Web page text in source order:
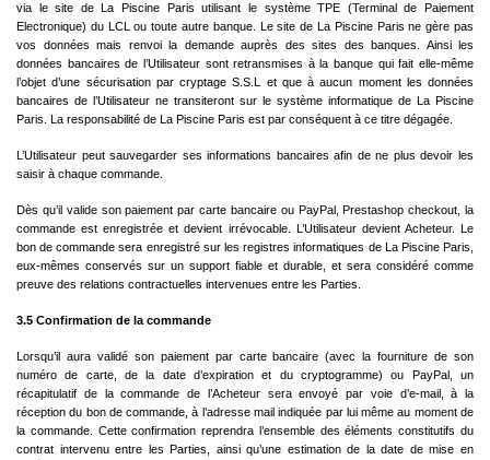
via le site de La Piscine Paris utilisant le système TPE (Terminal de Paiement
Electronique) du LCL ou toute autre banque. Le site de La Piscine Paris ne gère pas
vos données mais renvoi la demande auprès des sites des banques. Ainsi les
données bancaires de l’Utilisateur sont retransmises à la banque qui fait elle-même
l’objet d’une sécurisation par cryptage S.S.L et que à aucun moment les données
bancaires de l’Utilisateur ne transiteront sur le système informatique de La Piscine
Paris. La responsabilité de La Piscine Paris est par conséquent à ce titre dégagée.
L’Utilisateur peut sauvegarder ses informations bancaires afin de ne plus devoir les
saisir à chaque commande.
Dès qu’il valide son paiement par carte bancaire ou PayPal, Prestashop checkout, la
commande est enregistrée et devient irrévocable. L’Utilisateur devient Acheteur. Le
bon de commande sera enregistré sur les registres informatiques de La Piscine Paris,
eux-mêmes conservés sur un support fiable et durable, et sera considéré comme
preuve des relations contractuelles intervenues entre les Parties.
3.5 Confirmation de la commande
Lorsqu’il aura validé son paiement par carte bancaire (avec la fourniture de son
numéro de carte, de la date d’expiration et du cryptogramme) ou PayPal, un
récapitulatif de la commande de l’Acheteur sera envoyé par voie d’e-mail, à la
réception du bon de commande, à l’adresse mail indiquée par lui même au moment de
la commande. Cette confirmation reprendra l’ensemble des éléments constitutifs du
contrat intervenu entre les Parties, ainsi qu’une estimation de la date de mise en